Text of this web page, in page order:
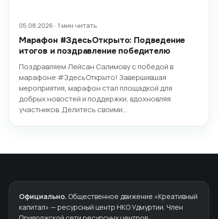
05.08.2026 · 1 мин читать
Марафон #ЗдесьОткрыто: Подведение
итогов и поздравление победителю
Поздравляем Лейсан Салимову с победой в
марафоне #ЗдесьОткрыто! Завершившая
мероприятия, марафон стал площадкой для
добрых новостей и поддержки, вдохновляя
участников. Делитесь своими…
Официально. Общественное движение «Креативный
капитал» — ресурсный центр НКО Удмуртии. Член